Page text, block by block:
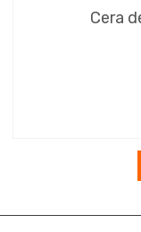
Cera